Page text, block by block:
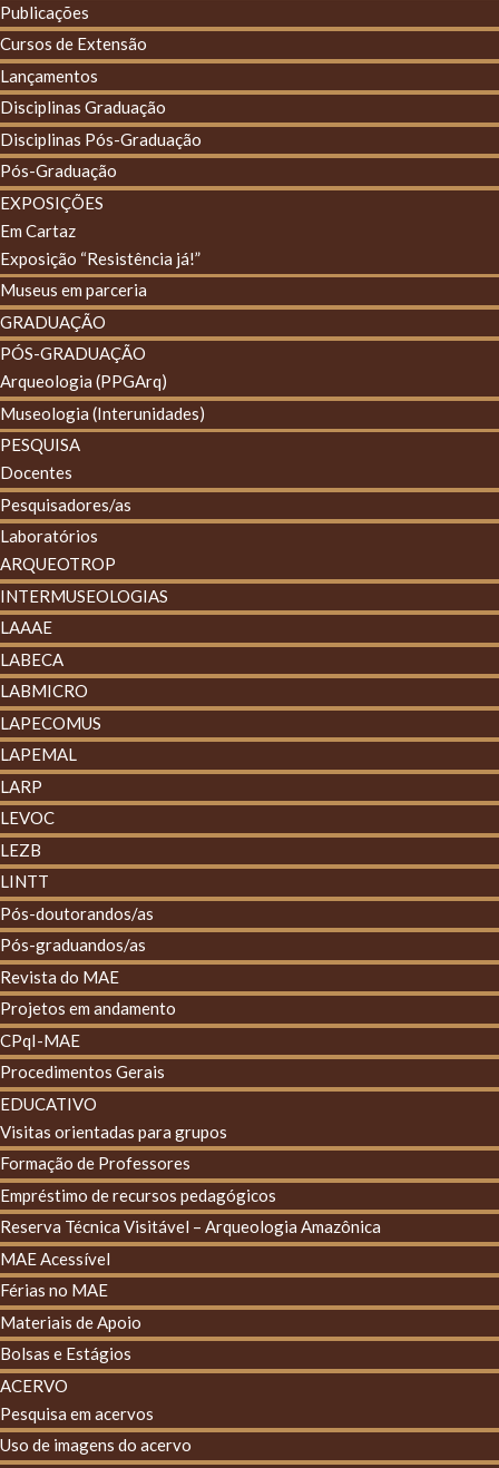
Publicações
Cursos de Extensão
Lançamentos
Disciplinas Graduação
Disciplinas Pós-Graduação
Pós-Graduação
EXPOSIÇÕES
Em Cartaz
Exposição “Resistência já!”
Museus em parceria
GRADUAÇÃO
PÓS-GRADUAÇÃO
Arqueologia (PPGArq)
Museologia (Interunidades)
PESQUISA
Docentes
Pesquisadores/as
Laboratórios
ARQUEOTROP
INTERMUSEOLOGIAS
LAAAE
LABECA
LABMICRO
LAPECOMUS
LAPEMAL
LARP
LEVOC
LEZB
LINTT
Pós-doutorandos/as
Pós-graduandos/as
Revista do MAE
Projetos em andamento
CPqI-MAE
Procedimentos Gerais
EDUCATIVO
Visitas orientadas para grupos
Formação de Professores
Empréstimo de recursos pedagógicos
Reserva Técnica Visitável – Arqueologia Amazônica
MAE Acessível
Férias no MAE
Materiais de Apoio
Bolsas e Estágios
ACERVO
Pesquisa em acervos
Uso de imagens do acervo